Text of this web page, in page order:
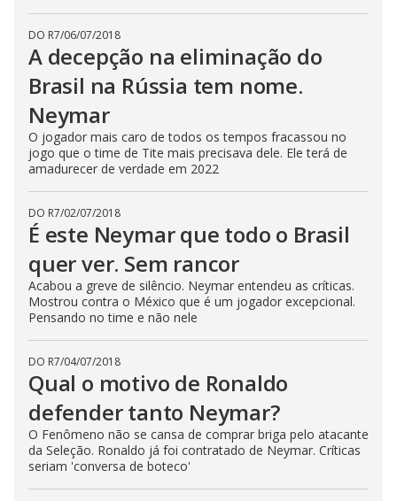
DO R7/06/07/2018
A decepção na eliminação do
Brasil na Rússia tem nome.
Neymar
O jogador mais caro de todos os tempos fracassou no
jogo que o time de Tite mais precisava dele. Ele terá de
amadurecer de verdade em 2022
DO R7/02/07/2018
É este Neymar que todo o Brasil
quer ver. Sem rancor
Acabou a greve de silêncio. Neymar entendeu as críticas.
Mostrou contra o México que é um jogador excepcional.
Pensando no time e não nele
DO R7/04/07/2018
Qual o motivo de Ronaldo
defender tanto Neymar?
O Fenômeno não se cansa de comprar briga pelo atacante
da Seleção. Ronaldo já foi contratado de Neymar. Críticas
seriam 'conversa de boteco'